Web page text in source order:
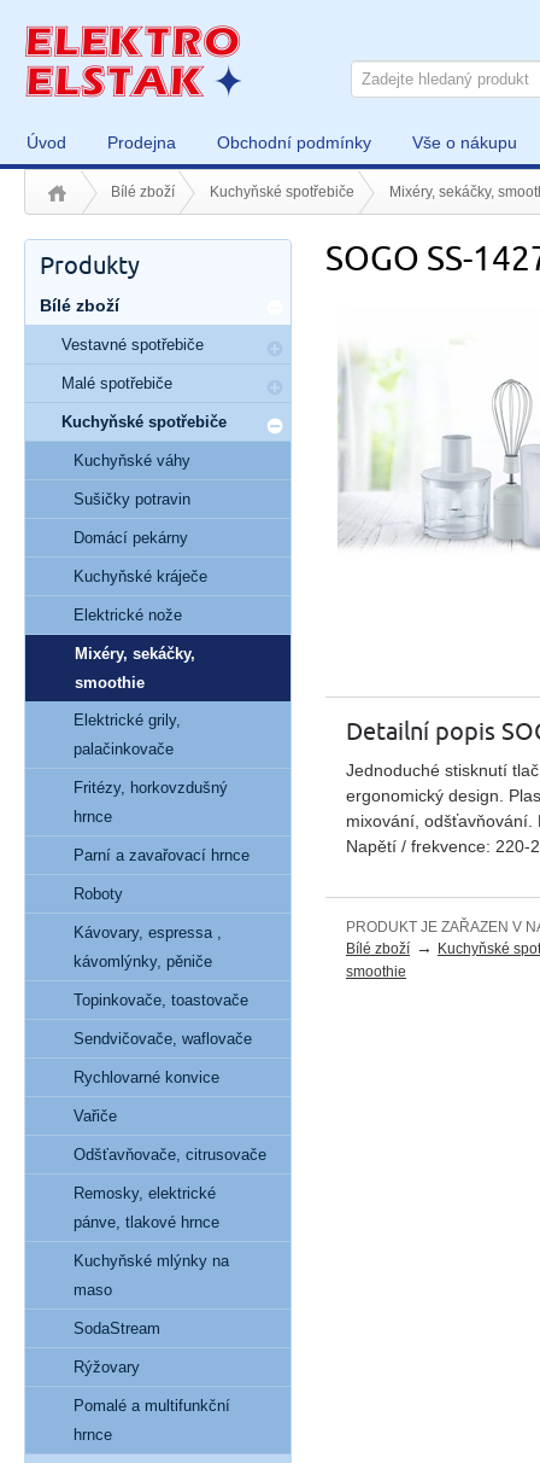
Úvod Prodejna Obchodní podmínky Vše o nákupu
Bílé zboží Kuchyňské spotřebiče Mixéry, sekáčky,
SOGO SS-
Detailní popis
Jednoduché stisknutí
ergonomický design.
mixování, odšťavňování.
Napětí / frekvence: 220-
PRODUKT JE ZAŘAZEN V
Bílé zboží → Kuchyňské
smoothie
Produkty
Bílé zboží
Vestavné spotřebiče
Malé spotřebiče
Kuchyňské spotřebiče
Kuchyňské váhy
Sušičky potravin
Domácí pekárny
Kuchyňské kráječe
Elektrické nože
Mixéry, sekáčky,
smoothie
Elektrické grily,
palačinkovače
Fritézy, horkovzdušný
hrnce
Parní a zavařovací hrnce
Roboty
Kávovary, espressa ,
kávomlýnky, pěniče
Topinkovače, toastovače
Sendvičovače, waflovače
Rychlovarné konvice
Vařiče
Odšťavňovače, citrusovače
Remosky, elektrické
pánve, tlakové hrnce
Kuchyňské mlýnky na
maso
SodaStream
Rýžovary
Pomalé a multifunkční
hrnce